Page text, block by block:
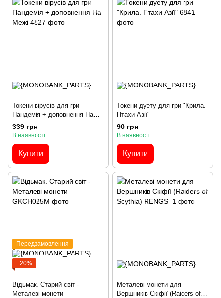
Токени вірусів для гри
Пандемія + доповнення На
Межі
339 грн
В наявності
Купити
Токени дуету для гри "Крила.
Птахи Азії"
90 грн
В наявності
Купити
Передзамовлення
−20%
Відьмак. Старий світ -
Металеві монети
Металеві монети для
Вершників Скіфії (Raiders of